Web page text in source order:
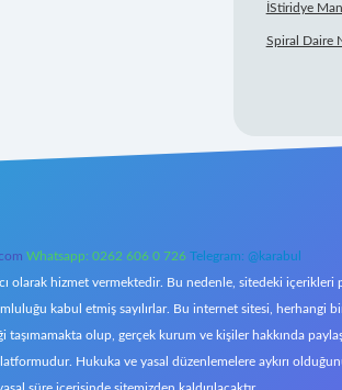
İStiridye
Spiral Daire
Whatsapp: 0262 606 0 726 Telegram: @karabul
olarak hizmet vermektedir. Bu nedenle, sitedeki içerikleri
kabul etmiş sayılırlar. Bu internet sitesi, herhangi
taşımamakta olup, gerçek kurum ve kişiler hakkında
Hukuka ve yasal düzenlemelere aykırı